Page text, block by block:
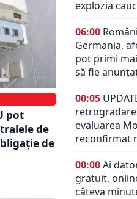
pot
de
de
explozia
06:00
Germania,
pot primi
să fie
00:05
evaluarea
reconfirmat
00:00Ai
gratuit,
câteva